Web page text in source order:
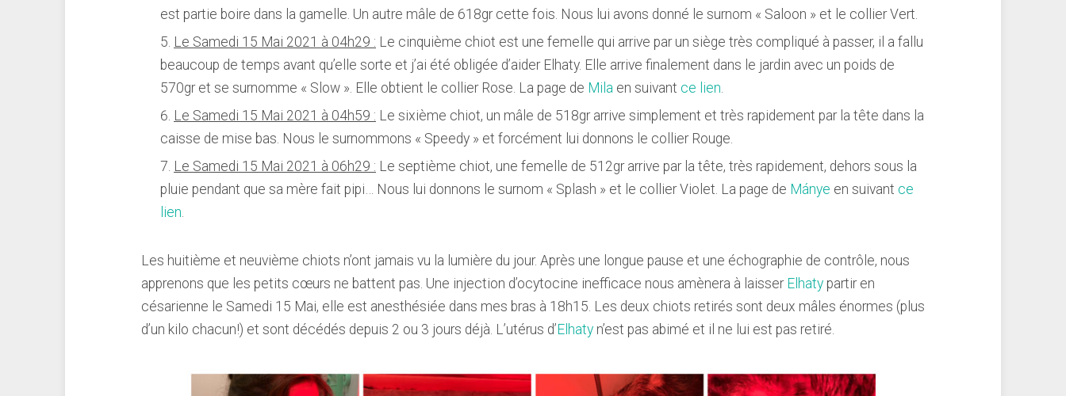
est partie boire dans la gamelle. Un autre mâle de 618gr cette fois. Nous lui avons donné le surnom « Saloon » et le collier Vert.
Le Samedi 15 Mai 2021 à 04h29 : Le cinquième chiot est une femelle qui arrive par un siège très compliqué à passer, il a fallu
beaucoup de temps avant qu’elle sorte et j’ai été obligée d’aider Elhaty. Elle arrive finalement dans le jardin avec un poids de
570gr et se surnomme « Slow ». Elle obtient le collier Rose. La page de Mila en suivant ce lien
Le Samedi 15 Mai 2021 à 04h59 : Le sixième chiot, un mâle de 518gr arrive simplement et très rapidement par la tête dans la
caisse de mise bas. Nous le surnommons « Speedy » et forcément lui donnons le collier Rouge.
Le Samedi 15 Mai 2021 à 06h29 : Le septième chiot, une femelle de 512gr arrive par la tête, très rapidement, dehors sous la
pluie pendant que sa mère fait pipi… Nous lui donnons le surnom « Splash » et le collier Violet. La page de Mánye en suivant ce
lien
Les huitième et neuvième chiots n’ont jamais vu la lumière du jour. Après une longue pause et une échographie de contrôle, nous
apprenons que les petits cœurs ne battent pas. Une injection d’ocytocine inefficace nous amènera à laisser Elhaty partir en
césarienne le Samedi 15 Mai, elle est anesthésiée dans mes bras à 18h15. Les deux chiots retirés sont deux mâles énormes (plus
d’un kilo chacun!) et sont décédés depuis 2 ou 3 jours déjà. L’utérus d’Elhaty n’est pas abimé et il ne lui est pas retiré.